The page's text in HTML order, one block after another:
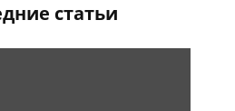
статьи